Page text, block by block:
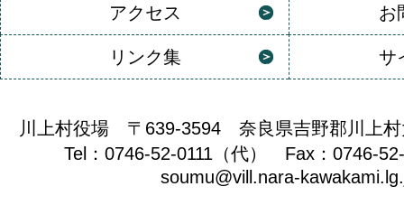
アクセス お
リンク集 サ
川上村役場 〒639-3594 奈良県吉野郡川上村
Tel：0746-52-0111（代） Fax：0746-
soumu@vill.nara-